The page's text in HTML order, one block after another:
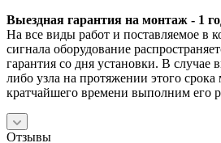
Выездная гарантия на монтаж - 1
На все виды работ и поставляемое в
сигнала оборудование
гарантия со дня установки. В случае
либо узла на протяжении этого
кратчайшего времени выполним его
Отзывы